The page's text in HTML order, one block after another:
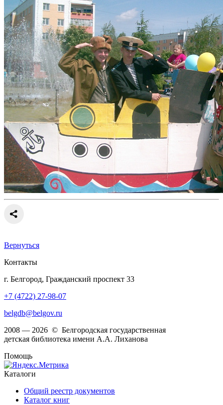
Вернуться
Контакты
г. Белгород, Гражданский проспект 33
+7 (4722) 27-98-07
belgdb@belgov.ru
2008 — 2026 © Белгородская государственная
детская библиотека имени А.А. Лиханова
Помощь
Каталоги
Общий реестр документов
Каталог книг